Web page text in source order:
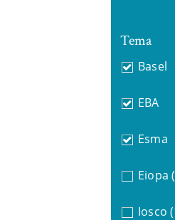
Tema
Basel
EBA
Esma
Eiopa
Iosco